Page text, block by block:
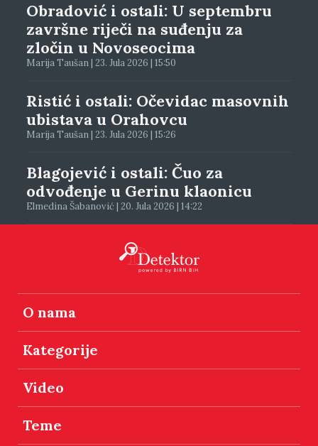
Obradović i ostali: U septembru
završne riječi na suđenju za
zločin u Novoseocima
Marija Taušan | 23. Jula 2026 | 15:50
Ristić i ostali: Očevidac masovnih
ubistava u Orahovcu
Marija Taušan | 23. Jula 2026 | 15:26
Blagojević i ostali: Čuo za
odvođenje u Gerinu klaonicu
Elmedina Šabanović | 20. Jula 2026 | 14:22
O nama
Kategorije
Video
Teme